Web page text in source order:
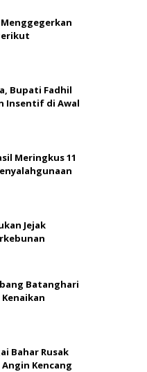
Bupati Fadhil
Insentif di Awal
Meringkus 11
Jejak
Batanghari
Bahar Rusak
Kencang